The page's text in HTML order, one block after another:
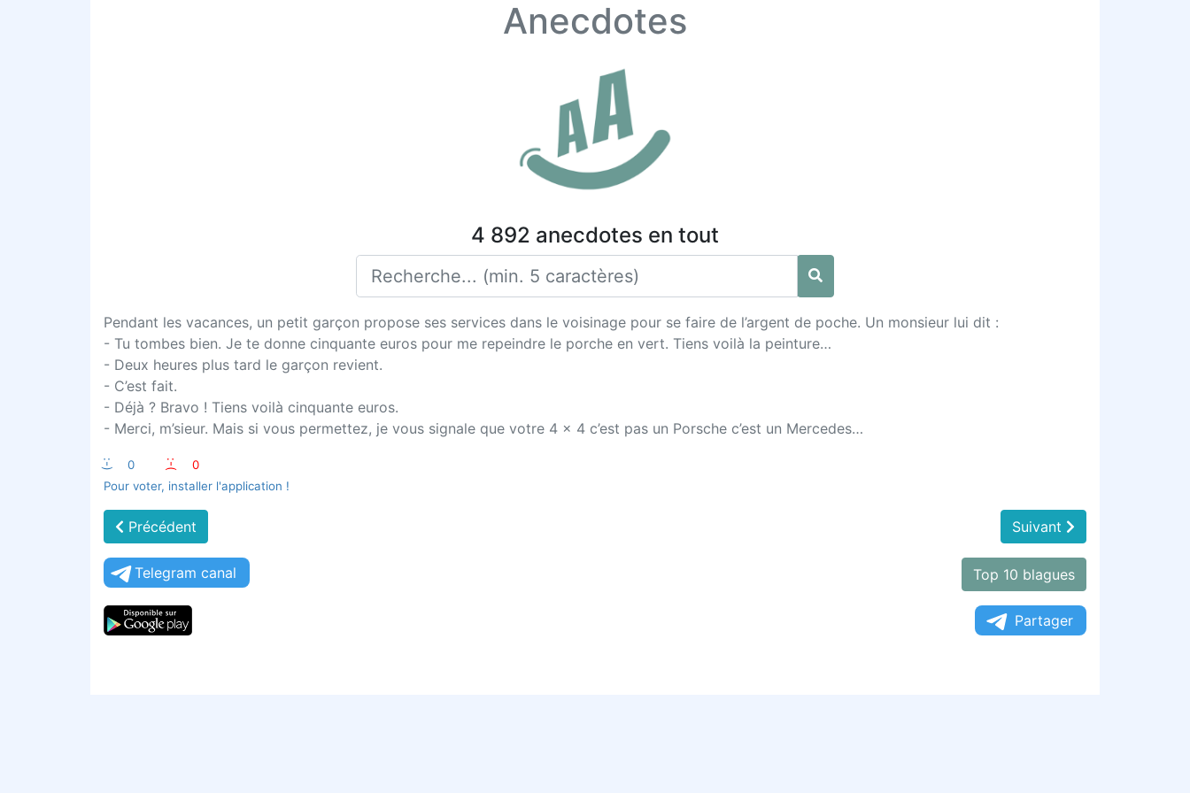
Anecdotes
4 892 anecdotes en tout
Pendant les vacances, un petit garçon propose ses services dans le voisinage pour se faire de l’argent de poche. Un monsieur lui dit :
- Tu tombes bien. Je te donne cinquante euros pour me repeindre le porche en vert. Tiens voilà la peinture…
- Deux heures plus tard le garçon revient.
- C’est fait.
- Déjà ? Bravo ! Tiens voilà cinquante euros.
- Merci, m’sieur. Mais si vous permettez, je vous signale que votre 4 x 4 c’est pas un Porsche c’est un Mercedes…
:-) 0 :-(
0
Pour voter, installer l'application !
Précédent Suivant
Telegram canal Top 10 blagues
Partager